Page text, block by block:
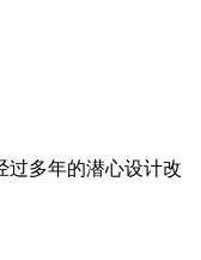
过多年的潜心设计改